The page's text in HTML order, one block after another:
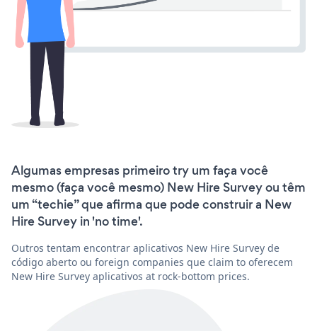
Algumas empresas primeiro try um faça você
mesmo (faça você mesmo) New Hire Survey ou têm
um “techie” que afirma que pode construir a New
Hire Survey in 'no time'.
Outros tentam encontrar aplicativos New Hire Survey de
código aberto ou foreign companies que claim to oferecem
New Hire Survey aplicativos at rock-bottom prices.